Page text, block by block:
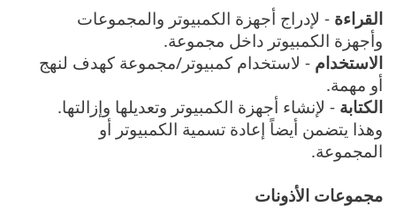
القراءة - لإدراج أجهزة الكمبيوتر والمجموعات
وأجهزة الكمبيوتر داخل مجموعة.
الاستخدام - لاستخدام كمبيوتر/مجموعة كهدف لنهج
أو مهمة.
الكتابة - لإنشاء أجهزة الكمبيوتر وتعديلها وإزالتها.
وهذا يتضمن أيضاً إعادة تسمية الكمبيوتر أو
المجموعة.
مجموعات الأذونات